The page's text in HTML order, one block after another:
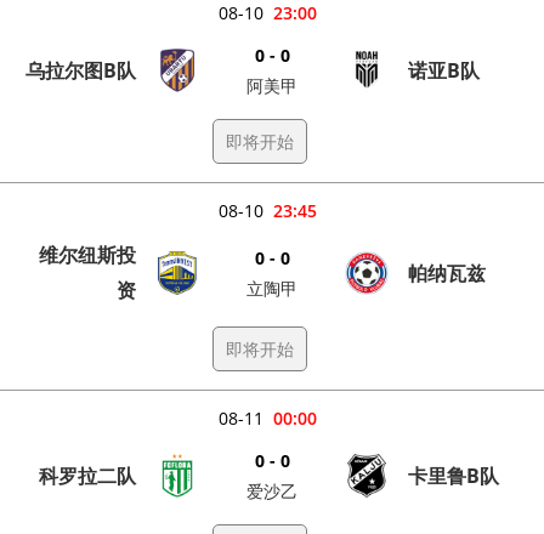
23:00
08-10
乌拉尔图B队
0 - 0
阿美甲
诺亚B队
即将开始
23:45
08-10
维尔纽斯投
资
0 - 0
立陶甲
帕纳瓦兹
即将开始
00:00
08-11
科罗拉二队
0 - 0
爱沙乙
卡里鲁B队